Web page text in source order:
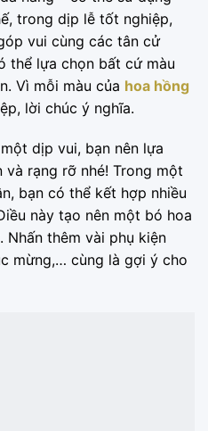
trong dịp lễ tốt nghiệp,
vui cùng các tân cử
thể lựa chọn bất cứ màu
Vì mỗi màu của hoa hồng
lời chúc ý nghĩa.
dịp vui, bạn nên lựa
rạng rỡ nhé! Trong một
bạn có thể kết hợp nhiều
này tạo nên một bó hoa
thêm vài phụ kiện
mừng,… cùng là gợi ý cho